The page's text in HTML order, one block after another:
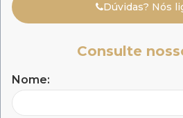
Dúvidas? Nós
Consulte
Nome: